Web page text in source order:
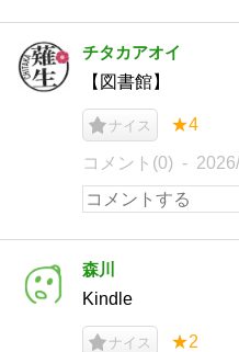
チタカアオイ
【図書館】
ナイス ★4
コメント(0)
森川
Kindle
ナイス ★2